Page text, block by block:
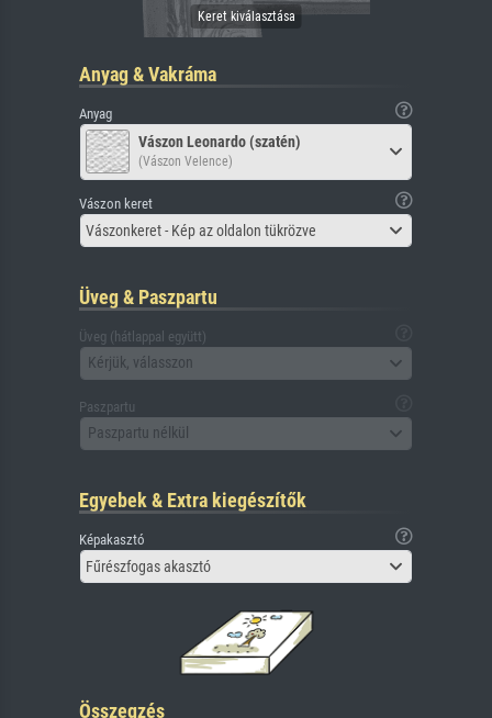
Anyag & Vakráma
Anyag
Vászon Leonardo (szatén)
(Vászon Velence)
Vászon keret
Vászonkeret - Kép az oldalon tükrözve
Üveg & Paszpartu
Üveg (hátlappal együtt)
Kérjük, válasszon
Paszpartu
Paszpartu nélkül
Egyebek & Extra kiegészítők
Képakasztó
Fűrészfogas akasztó
Összegzés